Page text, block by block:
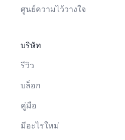
ศูนย์ความไว้วางใจ
บริษัท
รีวิว
บล็อก
คู่มือ
มีอะไรใหม่